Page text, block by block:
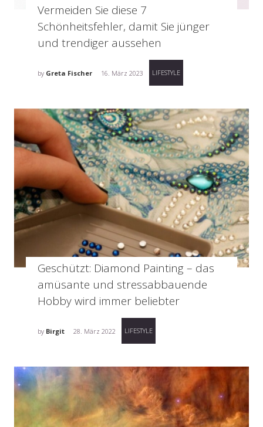
Vermeiden Sie diese 7
Schönheitsfehler, damit Sie jünger
und trendiger aussehen
by Greta Fischer 16. März 2023 LIFESTYLE
Geschützt: Diamond Painting – das
amüsante und stressabbauende
Hobby wird immer beliebter
by Birgit 28. März 2022 LIFESTYLE